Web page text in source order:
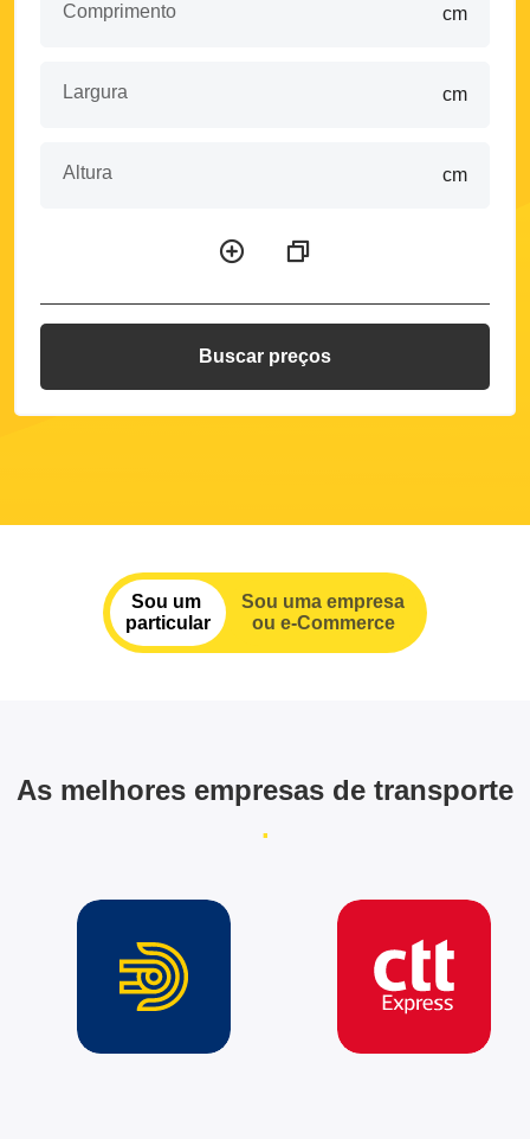
Comprimento cm
Largura cm
Altura cm
Buscar preços
Sou um
particular
Sou uma empresa
ou e-Commerce
As melhores empresas de transporte